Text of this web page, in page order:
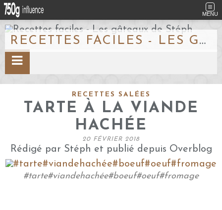
MENU
RECETTES FACILES - LES GÂTEAUX DE STÉPH
RECETTES SALÉES
TARTE À LA VIANDE
HACHÉE
20 FÉVRIER 2018
Rédigé par Stéph et publié depuis Overblog
#tarte#viandehachée#boeuf#oeuf#fromage